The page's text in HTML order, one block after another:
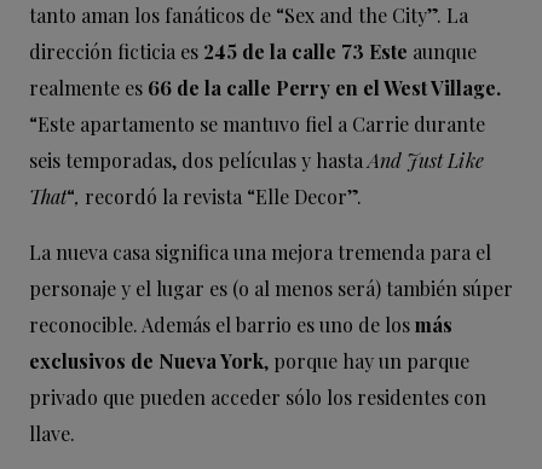
tanto aman los fanáticos de “Sex and the City”. La
dirección ficticia es 245 de la calle 73 Este aunque
realmente es 66 de la calle Perry en el West Village.
“Este apartamento se mantuvo fiel a Carrie durante
seis temporadas, dos películas y hasta And Just Like
That“, recordó la revista “Elle Decor”.
La nueva casa significa una mejora tremenda para el
personaje y el lugar es (o al menos será) también súper
reconocible. Además el barrio es uno de losmás
exclusivos de Nueva York, porque hay un parque
privado que pueden acceder sólo los residentes con
llave.